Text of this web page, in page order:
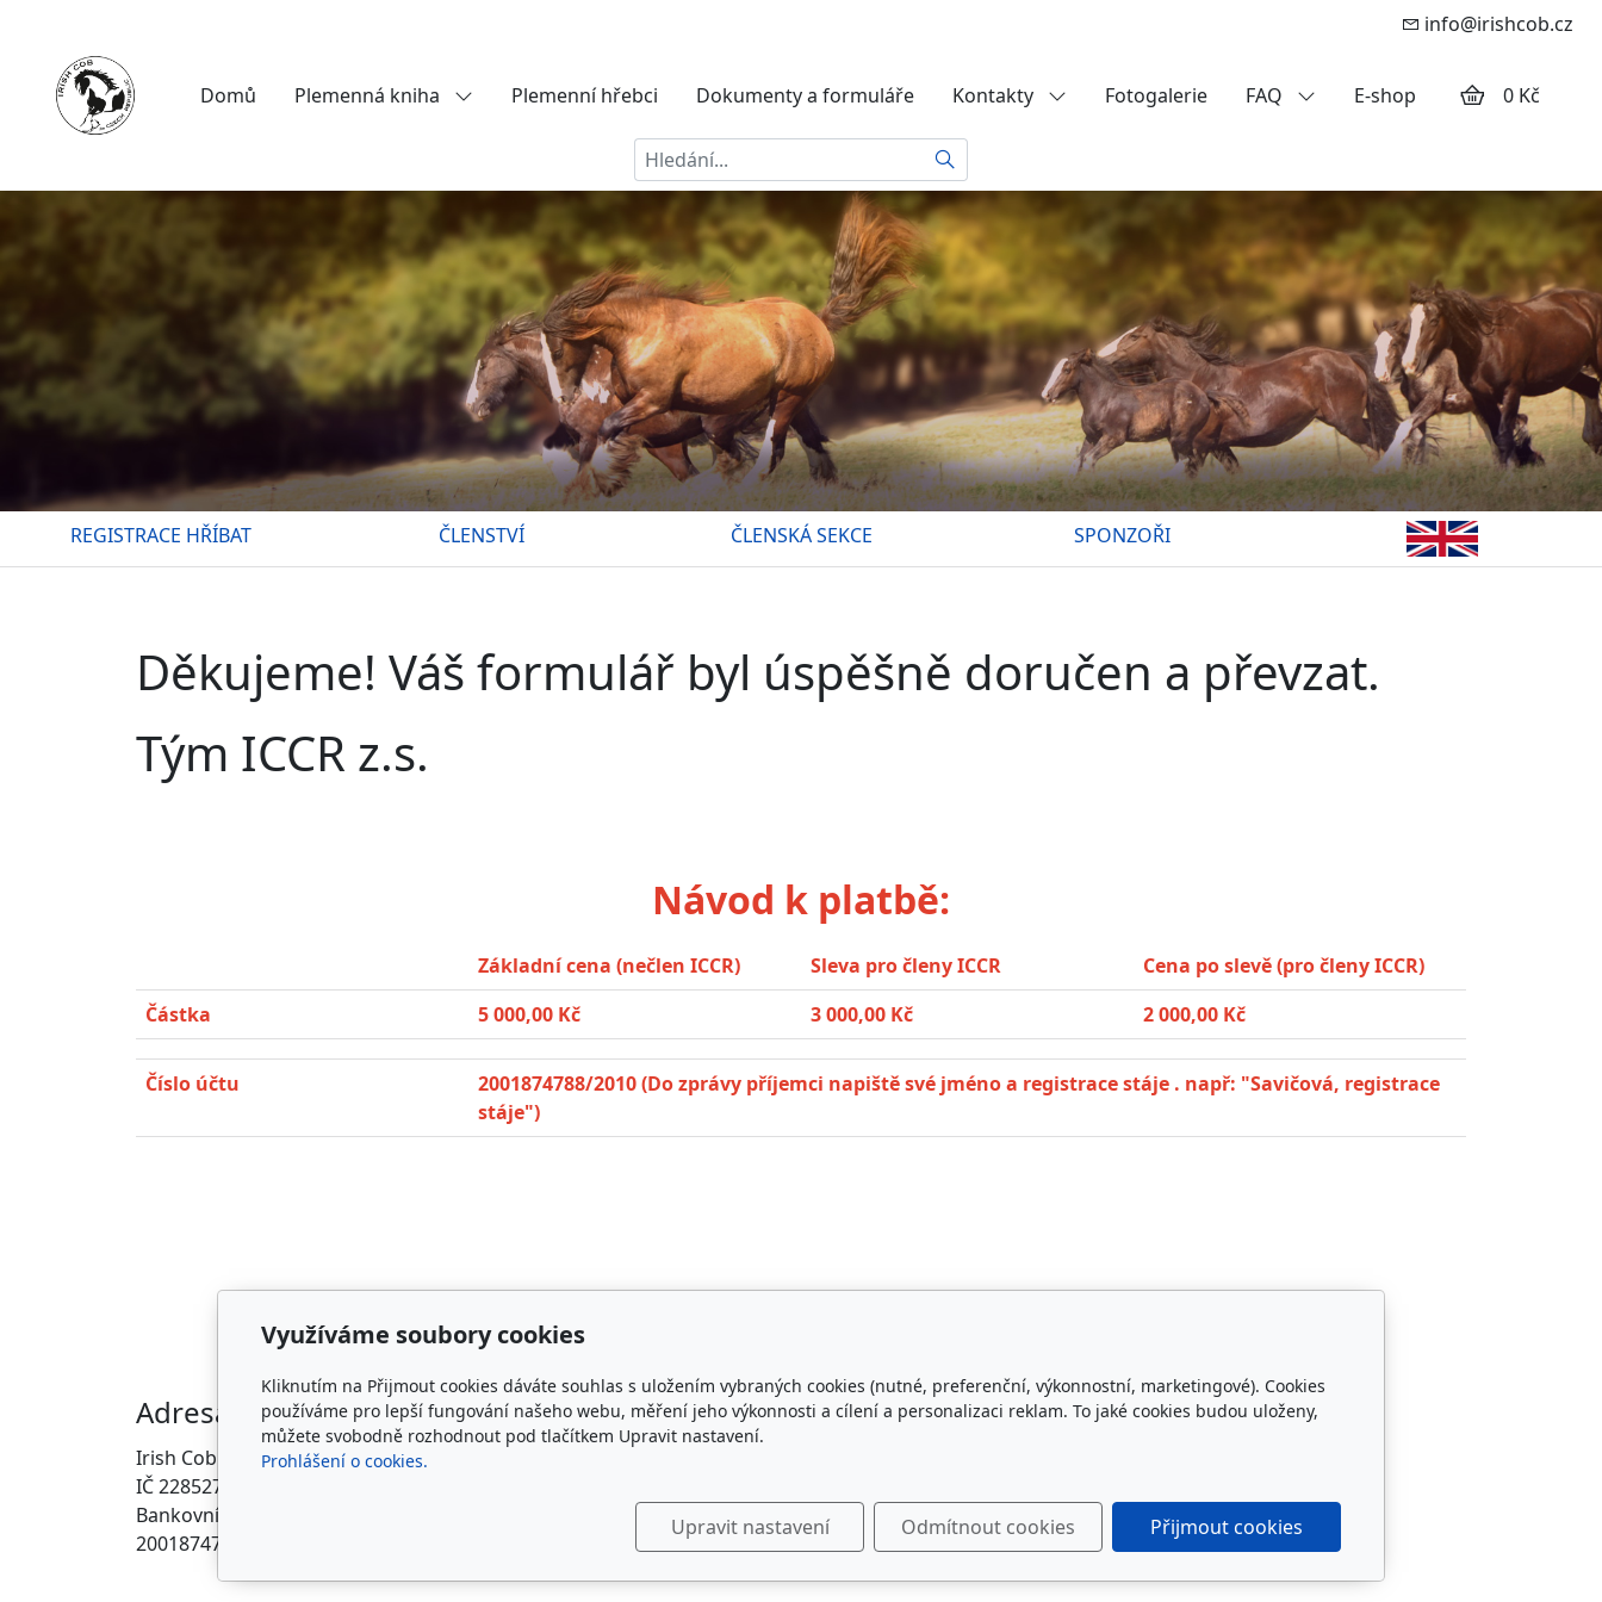
info@irishcob.cz
Domů Plemenná kniha Plemenní hřebci Dokumenty a formuláře Kontakty Fotogalerie FAQ E-shop 0 Kč
Hledat
REGISTRACE HŘÍBAT ČLENSTVÍ ČLENSKÁ SEKCE SPONZOŘI
Děkujeme! Váš formulář byl úspěšně doručen a převzat.
Tým ICCR z.s.
Návod k platbě:
Základní cena (nečlen ICCR) Sleva pro členy ICCR
Cena po slevě (pro členy ICCR)
Částka
5 000,00 Kč 3 000,00 Kč 2 000,00 Kč
Číslo účtu
2001874788/2010 (Do zprávy příjemci napiště své jméno a registrace stáje . např: "Savičová, registrace
stáje")
Adresa
Irish Cob the Czech Republic, z.s.
IČ 22852778
Bankovní spojení:
2001874788/2010
Kontakt Plemenná kniha Sledujte nás
Využíváme soubory cookies
Kliknutím na Přijmout cookies dáváte souhlas s uložením vybraných cookies (nutné, preferenční, výkonnostní, marketingové). Cookies
používáme pro lepší fungování našeho webu, měření jeho výkonnosti a cílení a personalizaci reklam. To jaké cookies budou uloženy,
můžete svobodně rozhodnout pod tlačítkem Upravit nastavení.
Prohlášení o cookies.
Upravit nastavení Odmítnout cookies Přijmout cookies